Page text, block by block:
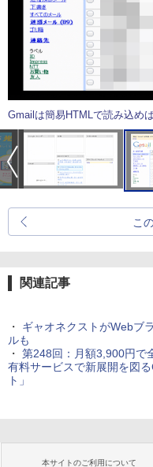
Gmailは簡易HTMLで読み込め
こ
関連記事
・ ギャオネクストがWebブ
ルも
・ 第248回：月額3,900円で
有料サービスで新展開を図
ト」
本サイトのご利用について